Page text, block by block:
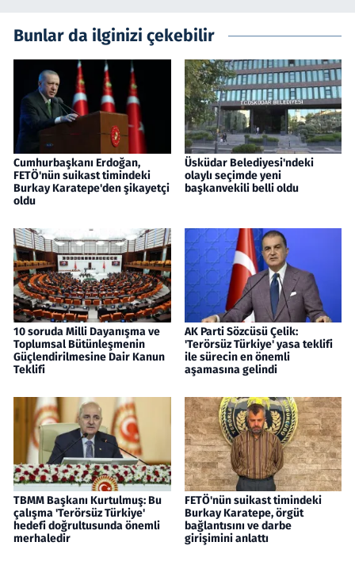
Bunlar da ilginizi çekebilir
Cumhurbaşkanı Erdoğan,
FETÖ'nün suikast timindeki
Burkay Karatepe'den şikayetçi
oldu
Üsküdar Belediyesi'ndeki
olaylı seçimde yeni
başkanvekili belli oldu
10 soruda Milli Dayanışma ve
Toplumsal Bütünleşmenin
Güçlendirilmesine Dair Kanun
Teklifi
AK Parti Sözcüsü Çelik:
'Terörsüz Türkiye' yasa teklifi
ile sürecin en önemli
aşamasına gelindi
TBMM Başkanı Kurtulmuş: Bu
çalışma 'Terörsüz Türkiye'
hedefi doğrultusunda önemli
merhaledir
FETÖ'nün suikast timindeki
Burkay Karatepe, örgüt
bağlantısını ve darbe
girişimini anlattı